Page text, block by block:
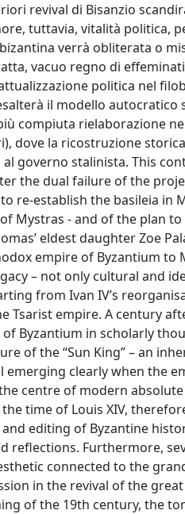
revival di Bisanzio
tuttavia, vitalità politica,
verrà obliterata o
vacuo regno di
politica nel
il modello autocratico
compiuta rielaborazione
dove la ricostruzione
governo stalinista. This
the dual failure of the
re-establish the basileia in
Mystras - and of the plan
eldest daughter Zoe
empire of Byzantium to
– not only cultural and
from Ivan IV’s
Tsarist empire. A century
Byzantium in scholarly
of the “Sun King” – an
clearly when the
centre of modern
time of Louis XIV,
editing of Byzantine
reflections. Furthermore,
connected to the
in the revival of the
of the 19th century, the